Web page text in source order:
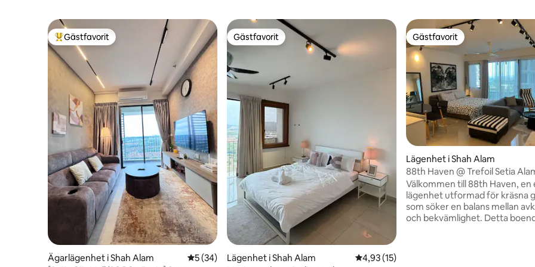
Populär gästfavorit
Gästfavorit
Ägarlägenhet i Shah Alam 5 av 5 i genomsnittligt betyg, 34 omdömen
5 (34)
Gästfavorit
Gästfavorit
Lägenhet i Shah Alam 4,93 av 5 i genomsnittligt betyg, 15
4,93 (15)
Gästfavorit
Gästfavorit
Lägenhet i Shah Alam
88th Haven @ Trefoil Setia
{Poolutsikt}
Välkommen till 88th Haven, en
lägenhet utformad för kräsna
som söker en balans mellan
och bekvämlighet. Detta